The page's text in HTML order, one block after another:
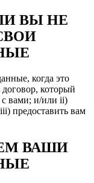
ВЫ НЕ
когда это
который
вами; и/или ii)
предоставить вам
ВАШИ